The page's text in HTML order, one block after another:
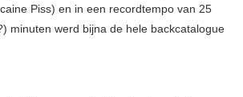
Piss) en in een recordtempo van 25
minuten werd bijna de hele backcatalogue